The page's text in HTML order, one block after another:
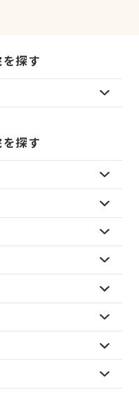
探す
探す